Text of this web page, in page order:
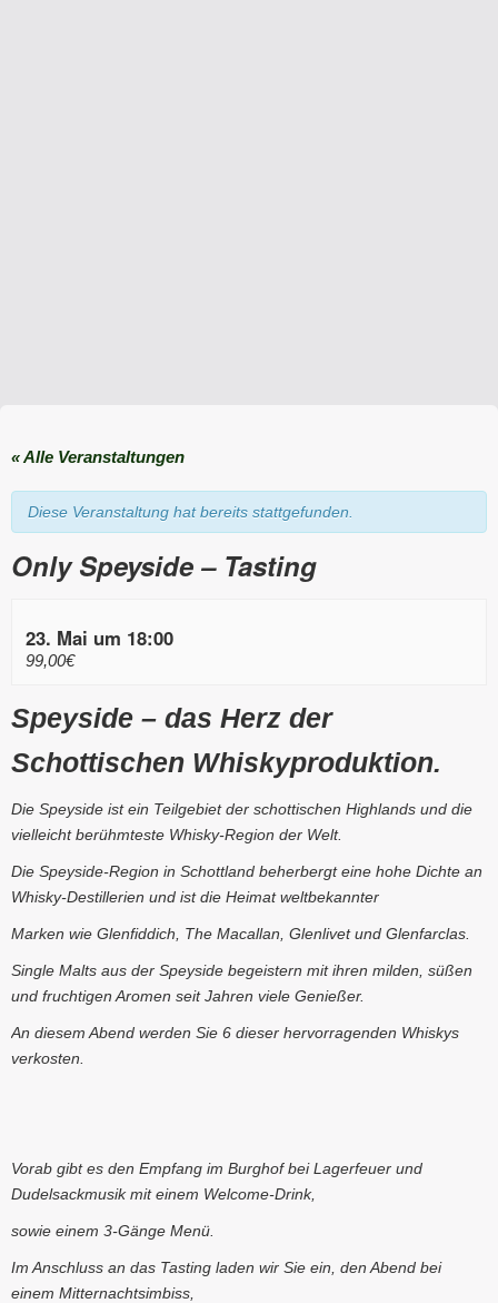
« Alle Veranstaltungen
Diese Veranstaltung hat bereits stattgefunden.
Only Speyside – Tasting
23. Mai um 18:00
99,00€
Speyside – das Herz der
Schottischen Whiskyproduktion.
Die Speyside ist ein Teilgebiet der schottischen Highlands und die
vielleicht berühmteste Whisky-Region der Welt.
Die Speyside-Region in Schottland beherbergt eine hohe Dichte an
Whisky-Destillerien und ist die Heimat weltbekannter
Marken wie Glenfiddich, The Macallan, Glenlivet und Glenfarclas.
Single Malts aus der Speyside begeistern mit ihren milden, süßen
und fruchtigen Aromen seit Jahren viele Genießer.
An diesem Abend werden Sie 6 dieser hervorragenden Whiskys
verkosten.
Vorab gibt es den Empfang im Burghof bei Lagerfeuer und
Dudelsackmusik mit einem Welcome-Drink,
sowie einem 3-Gänge Menü.
Im Anschluss an das Tasting laden wir Sie ein, den Abend bei
einem Mitternachtsimbiss,